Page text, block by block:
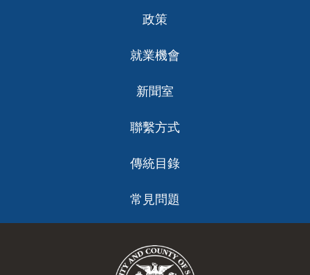
政策
就業機會
新聞室
聯繫方式
傳統目錄
常見問題